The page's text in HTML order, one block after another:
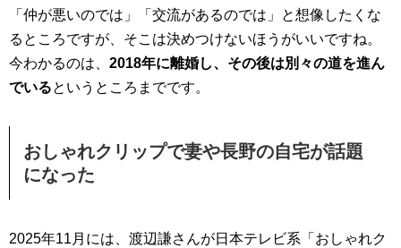
「仲が悪いのでは」「交流があるのでは」と想像したくな
るところですが、そこは決めつけないほうがいいですね。
今わかるのは、 2018年に離婚し、その後は別々の道を進ん
でいるというところまでです。
おしゃれクリップで妻や長野の自宅が話題
になった
2025年11月には、渡辺謙さんが日本テレビ系「おしゃれク